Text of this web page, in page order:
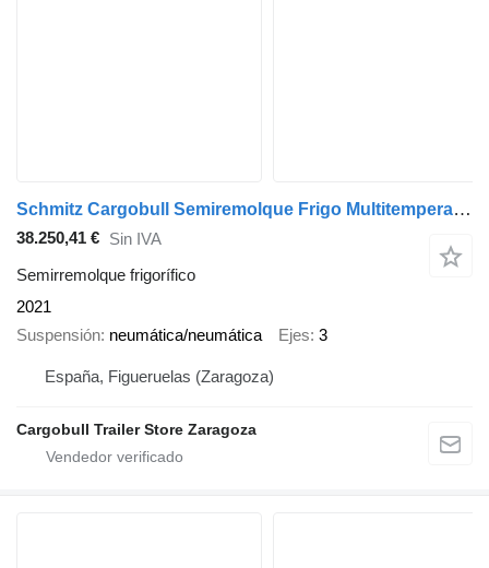
Schmitz Cargobull Semiremolque Frigo Multitemperatura
38.250,41 € Sin IVA
Semirremolque frigorífico
2021
Suspensión neumática/neumática Ejes 3
España, Figueruelas (Zaragoza)
Cargobull Trailer Store Zaragoza